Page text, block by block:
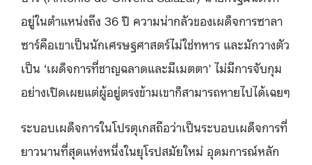
อยู่ในตำแหน่งถึง 36 ปี ความน่ากลัวของเผด็จการซาลา
ซาร์คือเขาเป็นนักเศรษฐศาสตร์ไม่ใช่ทหาร และมักวางตัว
เป็น ‘เผด็จการที่ชาญฉลาดและมีเมตตา’ ไม่มีการจับกุม
อย่างเปิดเผยแต่ผู้อยู่ตรงข้ามเขาก็สามารถหายไปได้เฉยๆ
ระบอบเผด็จการในโปรตุเกสถือว่าเป็นระบอบเผด็จการที่
ยาวนานที่สุดแห่งหนึ่งในยุโรปสมัยใหม่ อุดมการณ์หลัก